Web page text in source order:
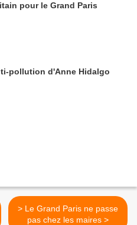
pour le Grand Paris
pollution d'Anne Hidalgo
> Le Grand Paris ne passe
pas chez les maires >